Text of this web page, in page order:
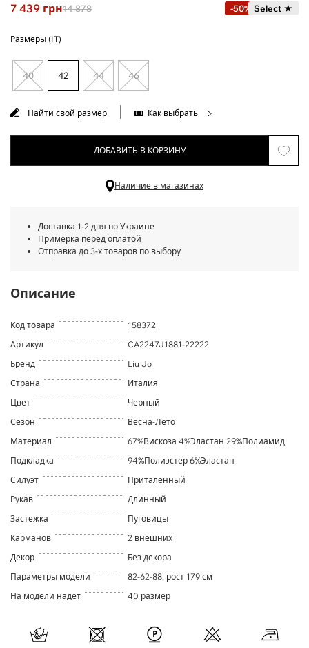
7 439 грн14 878 -50% Select ★
Размеры (IT)
40 42 44 46
Найти свой размер Как выбрать
ДОБАВИТЬ В КОРЗИНУ
Наличие в магазинах
Доставка 1-2 дня по Украине
Примерка перед оплатой
Отправка до 3-х товаров по выбору
Описание
Код товара
158372
Артикул
CA2247J1881-22222
Бренд
Liu Jo
Страна
Италия
Цвет
Черный
Сезон
Весна-Лето
Материал
67%Вискоза 4%Эластан 29%Полиамид
Подкладка
94%Полиэстер 6%Эластан
Силуэт
Приталенный
Рукав
Длинный
Застежка
Пуговицы
Карманов
2 внешних
Декор
Без декора
Параметры модели
82-62-88, рост 179 см
На модели надет
40 размер